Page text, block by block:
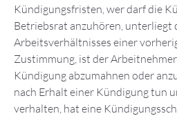
Kündigungsfristen, wer darf die
Betriebsrat anzuhören, unterliegt
Arbeitsverhältnisses einer
Zustimmung, ist der
Kündigung abzumahnen oder
nach Erhalt einer Kündigung tun
verhalten, hat eine